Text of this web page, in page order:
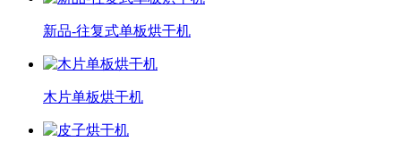
新品-往复式单板烘干机
木片单板烘干机